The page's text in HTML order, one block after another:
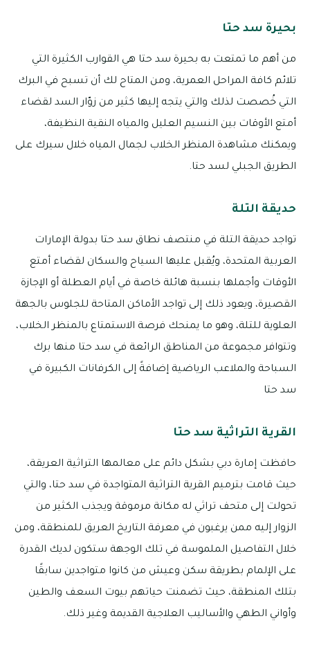
بحيرة سد حتا
من أهم ما تمتعت به بحيرة سد حتا هي القوارب الكثيرة التي
تلائم كافة المراحل العمرية، ومن المتاح لك أن تسبح في البرك
التي خُصصت لذلك والتي يتجه إليها كثير من زوّار السد لقضاء
أمتع الأوقات بين النسيم العليل والمياه النقية النظيفة،
ويمكنك مشاهدة المنظر الخلاب لجمال المياه خلال سيرك على
الطريق الجبلي لسد حتا.
حديقة التلة
تواجد حديقة التلة في منتصف نطاق سد حتا بدولة الإمارات
العربية المتحدة، ويُقبل عليها السياح والسكان لقضاء أمتع
الأوقات وأجملها بنسبة هائلة خاصة في أيام العطلة أو الإجازة
القصيرة، ويعود ذلك إلى تواجد الأماكن المتاحة للجلوس بالجهة
العلوية للتلة، وهو ما يمنحك فرصة الاستمتاع بالمنظر الخلاب،
وتتوافر مجموعة من المناطق الرائعة في سد حتا منها برك
السباحة والملاعب الرياضية إضافةً إلى الكرفانات الكبيرة في
سد حتا
القرية التراثية سد حتا
حافظت إمارة دبي بشكل دائم على معالمها التراثية العريقة،
حيث قامت بترميم القرية التراثية المتواجدة في سد حتا، والتي
تحولت إلى متحف تراثي له مكانة مرموقة ويجذب الكثير من
الزوار إليه ممن يرغبون في معرفة التاريخ العريق للمنطقة، ومن
خلال التفاصيل الملموسة في تلك الوجهة ستكون لديك القدرة
على الإلمام بطريقة سكن وعيش من كانوا متواجدين سابقًا
بتلك المنطقة، حيث تضمنت حياتهم بيوت السعف والطين
وأواني الطهي والأساليب العلاجية القديمة وغير ذلك.